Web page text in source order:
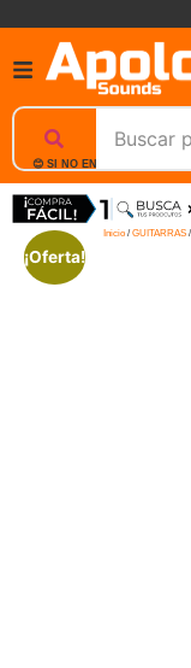
😊 SI NO ENCUENTRAS UN
Inicio / GUITARRAS /
¡Oferta!